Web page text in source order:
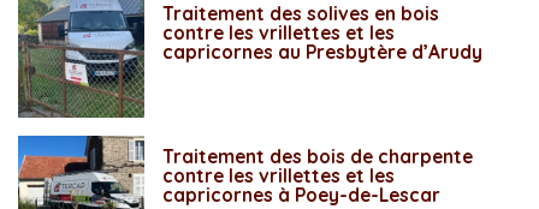
Traitement des solives en bois
contre les vrillettes et les
capricornes au Presbytère d’Arudy
Traitement des bois de charpente
contre les vrillettes et les
capricornes à Poey-de-Lescar